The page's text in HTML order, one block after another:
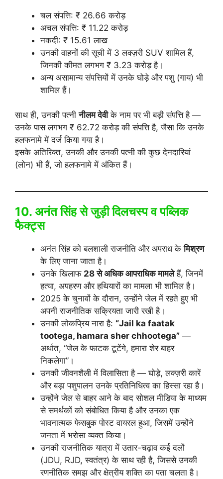
चल संपत्ति: ₹ 26.66 करोड़
अचल संपत्ति: ₹ 11.22 करोड़
नकदी: ₹ 15.61 लाख
उनकी वाहनों की सूची में 3 लक्ज़री SUV शामिल हैं,
जिनकी कीमत लगभग ₹ 3.23 करोड़ है।
अन्य असामान्य संपत्तियों में उनके घोड़े और पशु (गाय) भी
शामिल हैं।
साथ ही, उनकी पत्नीनीलम देवीके नाम पर भी बड़ी संपत्ति है —
उनके पास लगभग ₹ 62.72 करोड़ की संपत्ति है, जैसा कि उनके
हलफनामे में दर्ज किया गया है।
इसके अतिरिक्त, उनकी और उनकी पत्नी की कुछ देनदारियां
(लोन) भी हैं, जो हलफनामे में अंकित हैं।
10. अनंत सिंह से जुड़ी दिलचस्प व पब्लिक
फैक्ट्स
अनंत सिंह को बलशाली राजनीति और अपराध केमिश्रण
के लिए जाना जाता है।
उनके खिलाफ 28 से अधिक आपराधिक मामलेहैं, जिनमें
हत्या, अपहरण और हथियारों का मामला भी शामिल है।
2025 के चुनावों के दौरान, उन्होंने जेल में रहते हुए भी
अपनी राजनीतिक सक्रियता जारी रखी है।
उनकी लोकप्रिय नारा है: “Jail ka faatak
tootega, hamara sher chhootega” —
अर्थात, “जेल के फाटक टूटेंगे, हमारा शेर बाहर
निकलेगा”।
उनकी जीवनशैली में विलासिता है — घोड़े, लक्ज़री कारें
और बड़ा पशुपालन उनके प्रतिनिधित्व का हिस्सा रहा है।
उन्होंने जेल से बाहर आने के बाद सोशल मीडिया के माध्यम
से समर्थकों को संबोधित किया है और उनका एक
भावनात्मक फेसबुक पोस्ट वायरल हुआ, जिसमें उन्होंने
जनता में भरोसा व्यक्त किया।
उनकी राजनीतिक यात्रा में उतार-चढ़ाव कई दलों
(JDU, RJD, स्वतंत्र) के साथ रही है, जिससे उनकी
रणनीतिक समझ और क्षेत्रीय शक्ति का पता चलता है।